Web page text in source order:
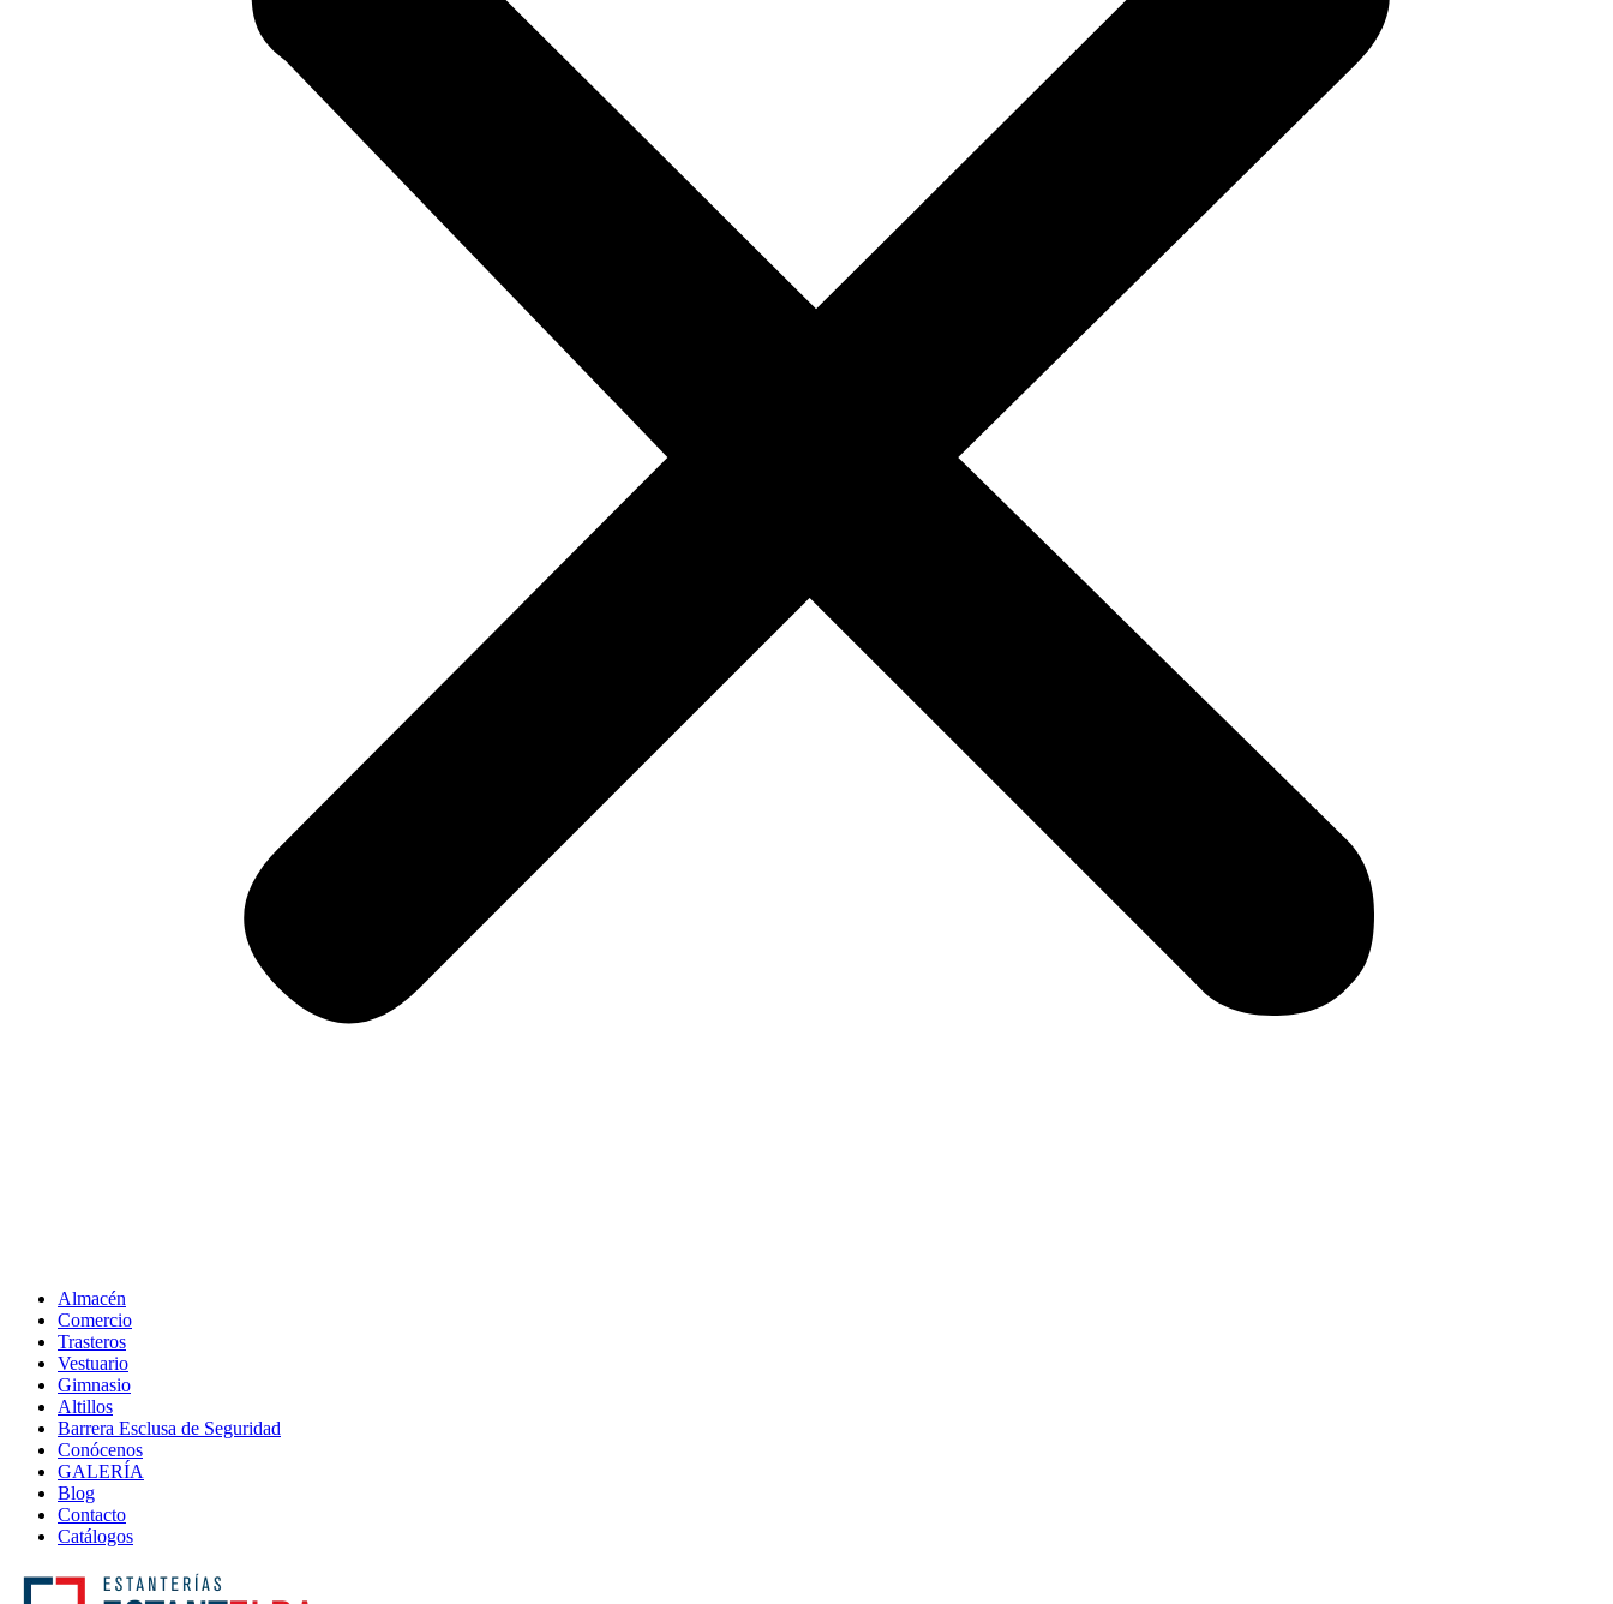
Almacén
Comercio
Trasteros
Vestuario
Gimnasio
Altillos
Barrera Esclusa de Seguridad
Conócenos
GALERÍA
Blog
Contacto
Catálogos